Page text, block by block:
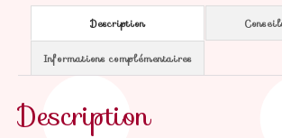
Description
Informations complémentaires
Description